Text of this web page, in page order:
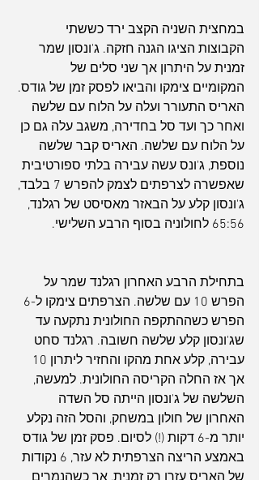
במחצית השניה הקצב ירד כששתי
הקבוצות הציגו הגנה חזקה. ג'ונסון שמר
זמנית על היתרון אך שני סלים של
המקומיים צימקו והביאו לפסק זמן של גודס.
האריס התעורר ועלה על הלוח עם שלשה
ואחר כך ועד סל בחדירה, משגב עלה גם כן
על הלוח עם שלשה. האריס קבר שלשה
נוספת, ג'ונס עשה עבירה בלתי ספורטיבית
שאפשרה לצרפתים לצמק להפרש 7 בלבד,
ג'ונסון קלע על הבאזר מאסיסט של רגלנד,
65:56 לחולוניה בסוף הרבע השלישי.
בתחילת הרבע האחרון רגלנד שמר על
הפרש כשההתקפה החולונית נתקעה עד
שג'ונסון קלע שלשה חשובה. רגלנד סחט
אך אז החלה הקריסה החולונית. למעשה,
השלשה של ג'ונסון הייתה סל השדה
האחרון של חולון במשחק, והסל הזה נקלע
יותר מ-6 דקות (!) לסיום. פסק זמן של גודס
באמצע הריצה הצרפתית לא עזר, 6 נקודות